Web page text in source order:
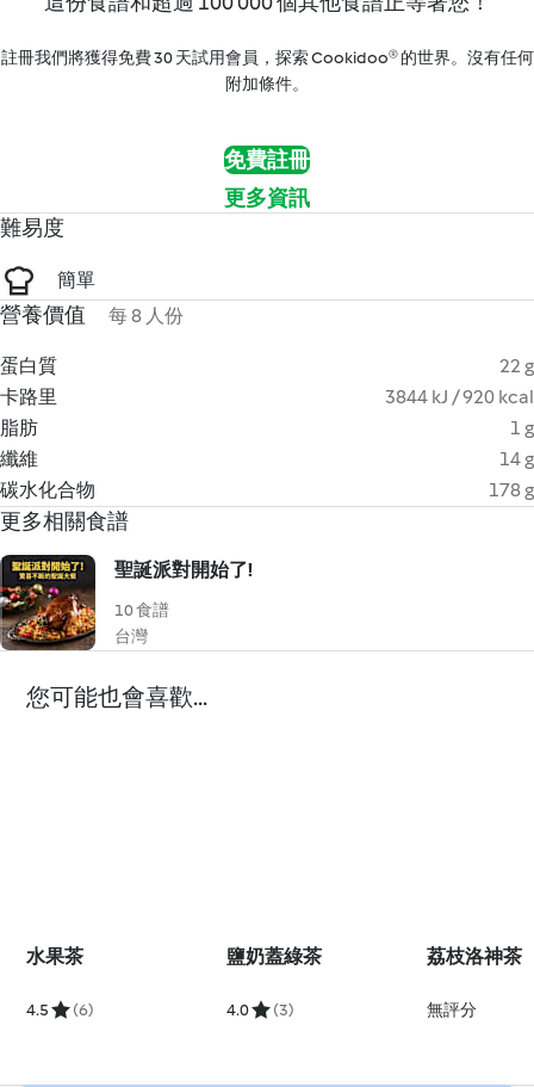
註冊我們將獲得免費 30 天試用會員，探索 Cookidoo® 的世界。沒有任何
附加條件。
免費註冊
更多資訊
難易度
簡單
營養價值 每 8 人份
蛋白質
22 g
卡路里
3844 kJ / 920 kcal
脂肪
1 g
纖維
14 g
碳水化合物
178 g
更多相關食譜
聖誕派對開始了!
10 食譜
台灣
您可能也會喜歡...
水果茶
4.5 (6)
鹽奶蓋綠茶
4.0 (3)
荔枝洛神茶
無評分